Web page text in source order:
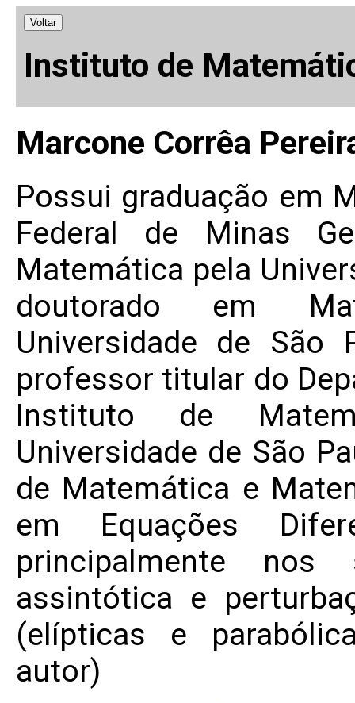
Voltar
Instituto de
Marcone Corrêa
Possui graduação em
Federal de Minas
Matemática pela
doutorado em
Universidade de São
professor titular do
Instituto de
Universidade de São
de Matemática e
em Equações
principalmente nos
assintótica e
(elípticas e
autor)